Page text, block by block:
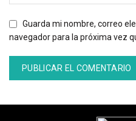
Guarda mi nombre, correo
navegador para la próxima vez